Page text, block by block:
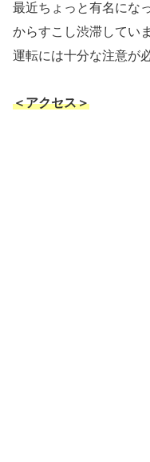
最近ちょっと有名にな
からすこし渋滞してい
運転には十分な注意が
＜アクセス＞